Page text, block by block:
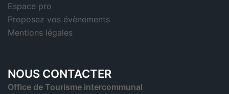
Espace pro
Proposez vos évènements
Mentions légales
NOUS CONTACTER
Office de Tourisme intercommunal